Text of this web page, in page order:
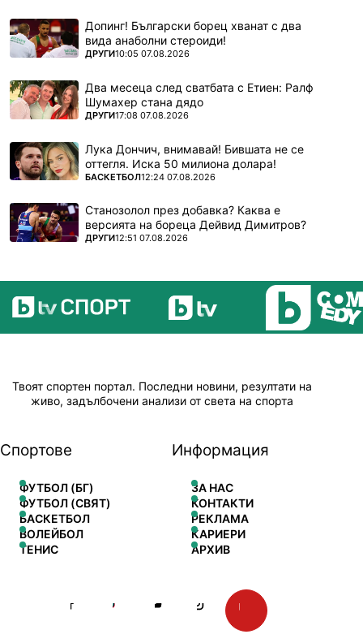
Допинг! Български борец хванат с два
вида анаболни стероиди!
ПОВЕЧЕ ОТ
ДРУГИ10:05 07.08.2026
Два месеца след сватбата с Етиен: Ралф
Шумахер стана дядо
ПОВЕЧЕ ОТ
ДРУГИ17:08 07.08.2026
Лука Дончич, внимавай! Бившата не се
оттегля. Иска 50 милиона долара!
ПОВЕЧЕ ОТ
БАСКЕТБОЛ12:24 07.08.2026
Станозолол през добавка? Каква е
версията на бореца Дейвид Димитров?
ПОВЕЧЕ ОТ
ДРУГИ12:51 07.08.2026
Твоят спортен портал. Последни новини, резултати на
живо, задълбочени анализи от света на спорта
Спортове
ФУТБОЛ (БГ)
ФУТБОЛ (СВЯТ)
БАСКЕТБОЛ
ВОЛЕЙБОЛ
ТЕНИС
Информация
ЗА НАС
КОНТАКТИ
РЕКЛАМА
КАРИЕРИ
АРХИВ